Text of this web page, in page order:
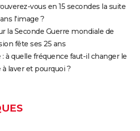
vous en 15 secondes la suite
l'image ?
la Seconde Guerre mondiale de
fête ses 25 ans
à quelle fréquence faut-il changer le
laver et pourquoi ?